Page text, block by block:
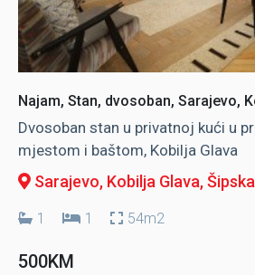
Najam, Stan, dvosoban, Sarajevo,
Dvosoban stan u privatnoj kući u
mjestom i baštom, Kobilja Glava
Sarajevo, Kobilja Glava, Šipska
1 1 54m2
500KM